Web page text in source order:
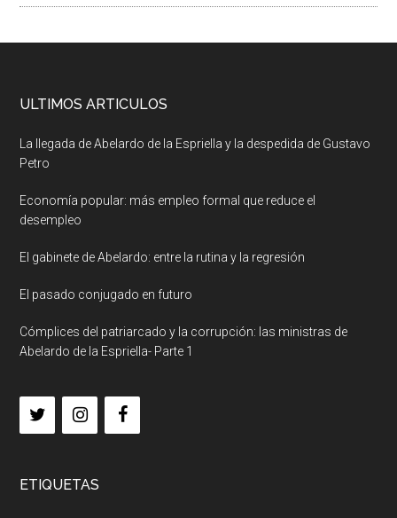
ULTIMOS ARTICULOS
La llegada de Abelardo de la Espriella y la despedida de Gustavo
Petro
Economía popular: más empleo formal que reduce el
desempleo
El gabinete de Abelardo: entre la rutina y la regresión
El pasado conjugado en futuro
Cómplices del patriarcado y la corrupción: las ministras de
Abelardo de la Espriella- Parte 1
ETIQUETAS